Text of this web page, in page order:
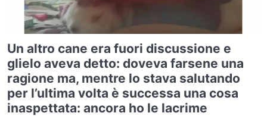
Un altro cane era fuori discussione e
glielo aveva detto: doveva farsene una
ragione ma, mentre lo stava salutando
per l’ultima volta è successa una cosa
inaspettata: ancora ho le lacrime